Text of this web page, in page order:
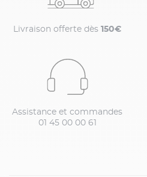
Livraison offerte dès 150€
Assistance et commandes
01 45 00 00 61